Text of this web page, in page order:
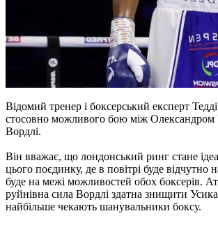
Відомий тренер і боксерський експерт
стосовно можливого бою між Олександром
Вордлі.
Він вважає, що лондонський ринг стане
цього поєдинку, де в повітрі буде відчутно
буде на межі можливостей обох боксерів.
руйнівна сила Вордлі здатна знищити
найбільше чекають шанувальники боксу.​